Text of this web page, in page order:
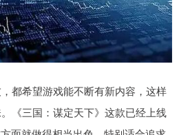
都希望游戏能不断有新内容，这样
《三国：谋定天下》这款已经上线